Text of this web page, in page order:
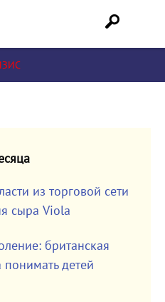
из торговой сети
сыра Viola
британская
понимать детей